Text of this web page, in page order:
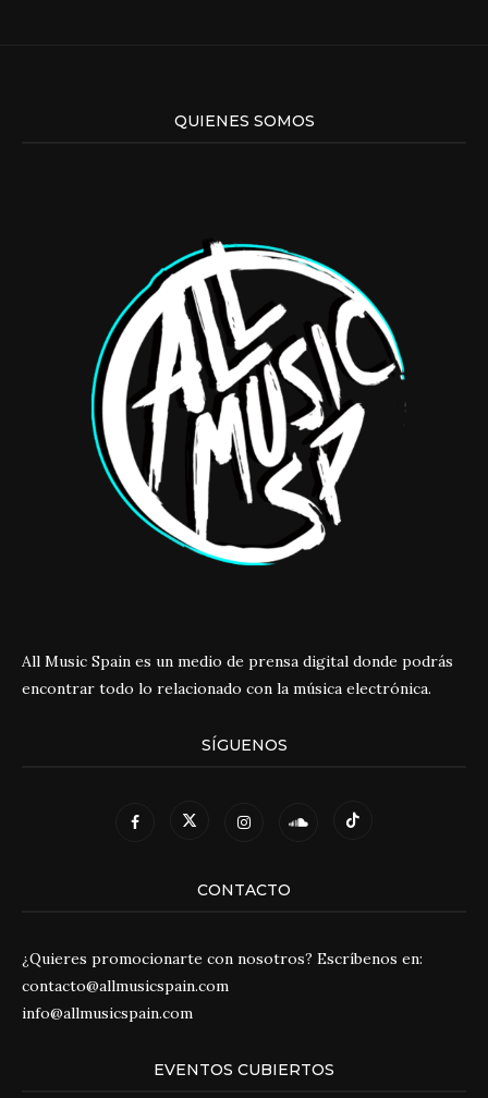
QUIENES SOMOS
All Music Spain es un medio de prensa digital donde podrás
encontrar todo lo relacionado con la música electrónica.
SÍGUENOS
CONTACTO
¿Quieres promocionarte con nosotros? Escríbenos en:
contacto@allmusicspain.com
info@allmusicspain.com
EVENTOS CUBIERTOS